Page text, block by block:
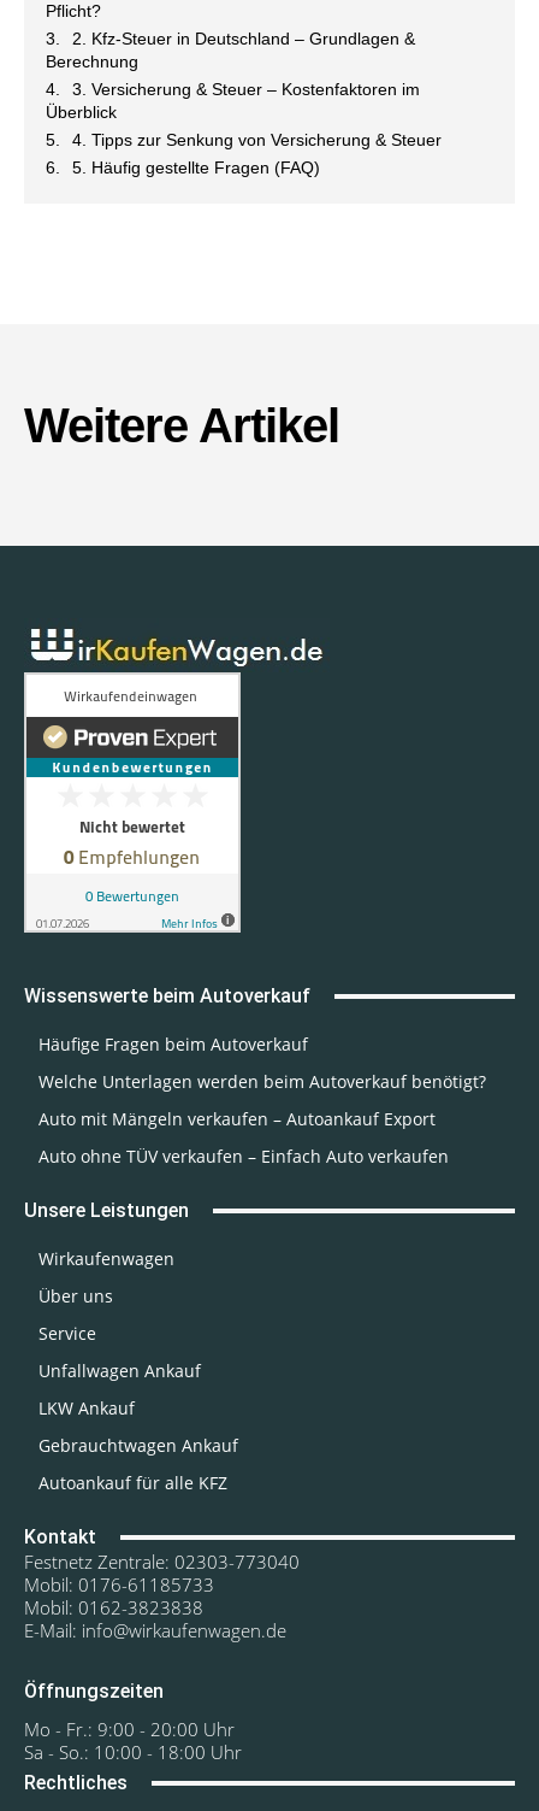
Pflicht?
2. Kfz-Steuer in Deutschland – Grundlagen &
Berechnung
3. Versicherung & Steuer – Kostenfaktoren im
Überblick
4. Tipps zur Senkung von Versicherung & Steuer
5. Häufig gestellte Fragen (FAQ)
Weitere Artikel
Wissenswerte beim Autoverkauf
Häufige Fragen beim Autoverkauf
Welche Unterlagen werden beim Autoverkauf benötigt?
Auto mit Mängeln verkaufen – Autoankauf Export
Auto ohne TÜV verkaufen – Einfach Auto verkaufen
Unsere Leistungen
Wirkaufenwagen
Über uns
Service
Unfallwagen Ankauf
LKW Ankauf
Gebrauchtwagen Ankauf
Autoankauf für alle KFZ
Kontakt
Festnetz Zentrale: 02303-773040
Mobil: 0176-61185733
Mobil: 0162-3823838
E-Mail: info@wirkaufenwagen.de
Öffnungszeiten
Mo - Fr.: 9:00 - 20:00 Uhr
Sa - So.: 10:00 - 18:00 Uhr
Rechtliches